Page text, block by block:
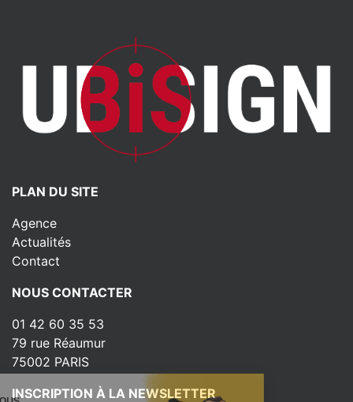
PLAN DU SITE
Agence
Actualités
Contact
NOUS CONTACTER
01 42 60 35 53
79 rue Réaumur
75002 PARIS
INSCRIPTION À LA NEWSLETTER